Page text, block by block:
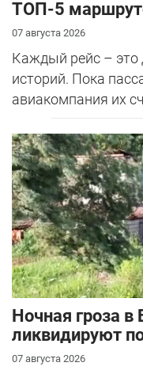
ТОП-5
07 августа 2026
Каждый рейс – это
историй. Пока
авиакомпания их
Ночная гроза в
ликвидируют
07 августа 2026